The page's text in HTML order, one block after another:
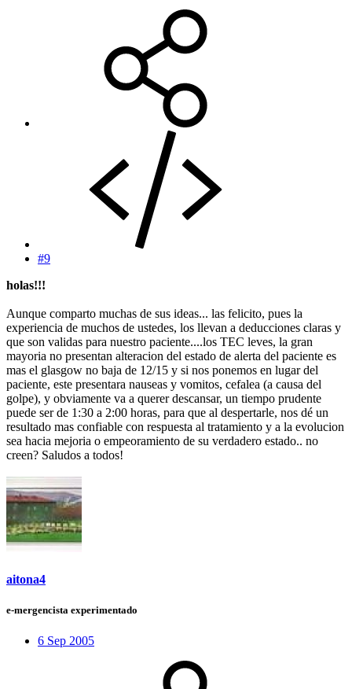
#9
holas!!!
Aunque comparto muchas de sus ideas... las felicito, pues la
experiencia de muchos de ustedes, los llevan a deducciones claras y
que son validas para nuestro paciente....los TEC leves, la gran
mayoria no presentan alteracion del estado de alerta del paciente es
mas el glasgow no baja de 12/15 y si nos ponemos en lugar del
paciente, este presentara nauseas y vomitos, cefalea (a causa del
golpe), y obviamente va a querer descansar, un tiempo prudente
puede ser de 1:30 a 2:00 horas, para que al despertarle, nos dé un
resultado mas confiable con respuesta al tratamiento y a la evolucion
sea hacia mejoria o empeoramiento de su verdadero estado.. no
creen? Saludos a todos!
aitona4
e-mergencista experimentado
6 Sep 2005